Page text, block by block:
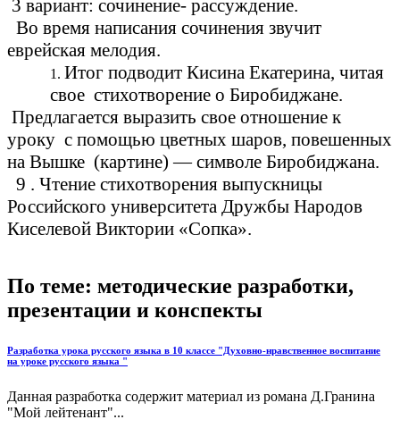
3 вариант: сочинение- рассуждение.
Во время написания сочинения звучит
еврейская мелодия.
Итог подводит Кисина Екатерина, читая
свое стихотворение о Биробиджане.
Предлагается выразить свое отношение к
уроку с помощью цветных шаров, повешенных
на Вышке (картине) — символе Биробиджана.
9 . Чтение стихотворения выпускницы
Российского университета Дружбы Народов
Киселевой Виктории «Сопка».
По теме: методические разработки,
презентации и конспекты
Разработка урока русского языка в 10 классе "Духовно-нравственное воспитание
на уроке русского языка "
Данная разработка содержит материал из романа Д.Гранина
"Мой лейтенант"...